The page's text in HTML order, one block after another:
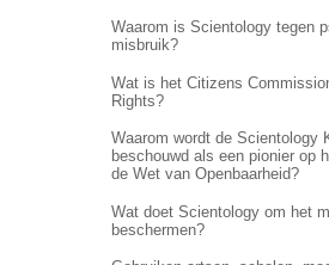
Waarom is Scientology tegen
misbruik?
Wat is het Citizens
Rights?
Waarom wordt de Scientology
beschouwd als een pionier op
de Wet van Openbaarheid?
Wat doet Scientology om het
beschermen?